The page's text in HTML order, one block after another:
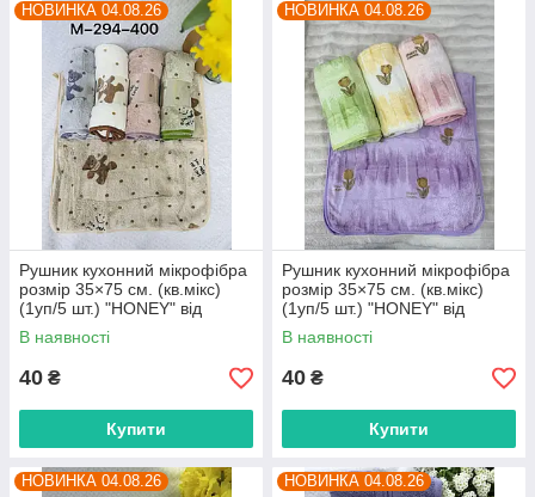
НОВИНКА 04.08.26
Рушник кухонний мікрофібра
розмір 35×75 см. (кв.мікс)
(1уп/5 шт.) "HONEY" від
прямого постачальника
В наявності
40 ₴
Купити
НОВИНКА 04.08.26
Рушник кухонний мікрофібра
розмір 35×75 см. (кв.мікс)
(1уп/5 шт.) "HONEY" від
прямого постачальника
В наявності
40 ₴
Купити
НОВИНКА 04.08.26 НОВИНКА 04.08.26